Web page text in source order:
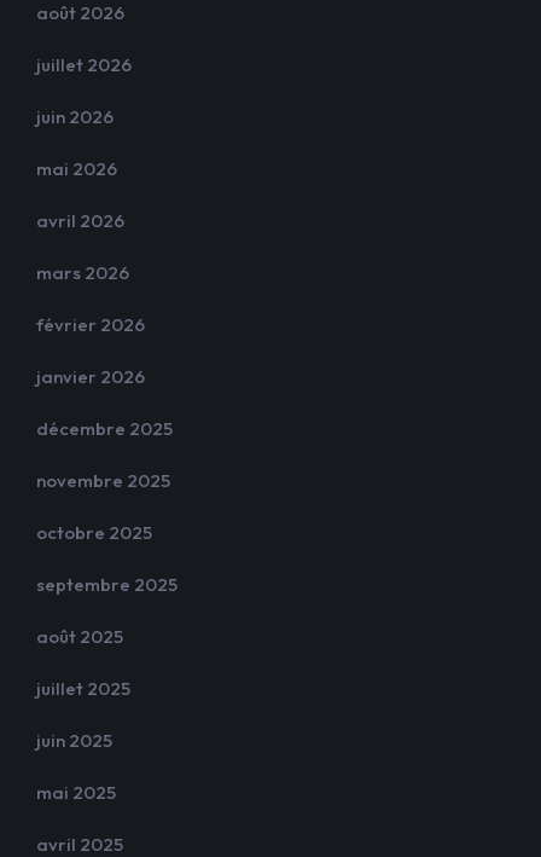
août 2026
juillet 2026
juin 2026
mai 2026
avril 2026
mars 2026
février 2026
janvier 2026
décembre 2025
novembre 2025
octobre 2025
septembre 2025
août 2025
juillet 2025
juin 2025
mai 2025
avril 2025